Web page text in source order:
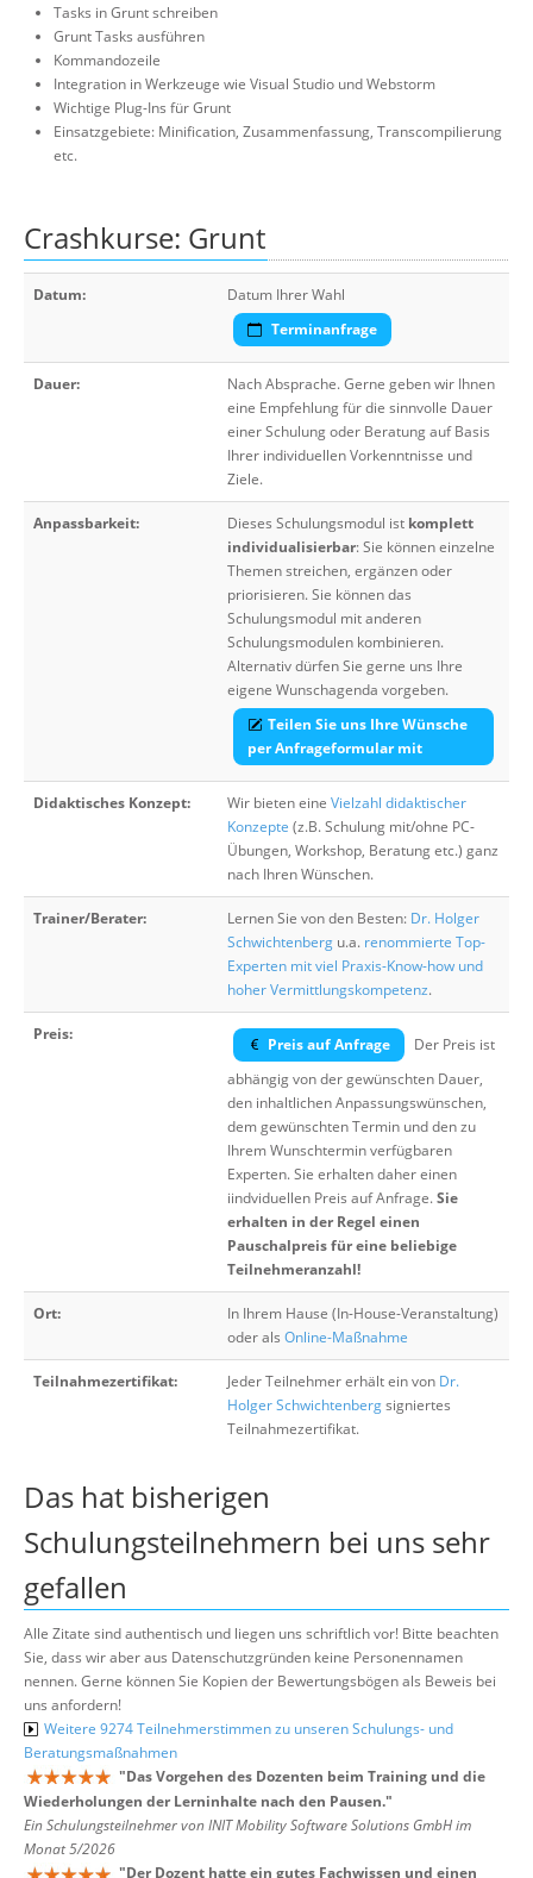
Tasks in Grunt schreiben
Grunt Tasks ausführen
Kommandozeile
Integration in Werkzeuge wie Visual Studio und Webstorm
Wichtige Plug-Ins für Grunt
Einsatzgebiete: Minification, Zusammenfassung, Transcompilierung
etc.
Crashkurse: Grunt
Datum:
Datum Ihrer Wahl
Terminanfrage
Dauer:
Nach Absprache. Gerne geben wir Ihnen
eine Empfehlung für die sinnvolle Dauer
einer Schulung oder Beratung auf Basis
Ihrer individuellen Vorkenntnisse und
Ziele.
Anpassbarkeit: Dieses Schulungsmodul ist komplett
individualisierbar: Sie können einzelne
Themen streichen, ergänzen oder
priorisieren. Sie können das
Schulungsmodul mit anderen
Schulungsmodulen kombinieren.
Alternativ dürfen Sie gerne uns Ihre
eigene Wunschagenda vorgeben.
Teilen Sie uns Ihre Wünsche
per Anfrageformular mit
Didaktisches Konzept: Wir bieten eine Vielzahl didaktischer
Konzepte (z.B. Schulung mit/ohne PC-
Übungen, Workshop, Beratung etc.) ganz
nach Ihren Wünschen.
Trainer/Berater: Lernen Sie von den Besten: Dr. Holger
Schwichtenberg u.a. renommierte Top-
Experten mit viel Praxis-Know-how und
hoher Vermittlungskompetenz.
Preis:
Preis auf Anfrage
Der Preis ist
abhängig von der gewünschten Dauer,
den inhaltlichen Anpassungswünschen,
dem gewünschten Termin und den zu
Ihrem Wunschtermin verfügbaren
Experten. Sie erhalten daher einen
iindviduellen Preis auf Anfrage.Sie
erhalten in der Regel einen
Pauschalpreis für eine beliebige
Teilnehmeranzahl!
Ort:
In Ihrem Hause (In-House-Veranstaltung)
oder als Online-Maßnahme
Teilnahmezertifikat: Jeder Teilnehmer erhält ein von Dr.
Holger Schwichtenbergsigniertes
Teilnahmezertifikat.
Das hat bisherigen
Schulungsteilnehmern bei uns sehr
gefallen
Alle Zitate sind authentisch und liegen uns schriftlich vor! Bitte beachten
Sie, dass wir aber aus Datenschutzgründen keine Personennamen
nennen. Gerne können Sie Kopien der Bewertungsbögen als Beweis bei
uns anfordern!
Weitere 9274 Teilnehmerstimmen zu unseren Schulungs- und
Beratungsmaßnahmen
"Das Vorgehen des Dozenten beim Training und die
Wiederholungen der Lerninhalte nach den Pausen."
Ein Schulungsteilnehmer von INIT Mobility Software Solutions GmbH im
Monat 5/2026
"Der Dozent hatte ein gutes Fachwissen und einen